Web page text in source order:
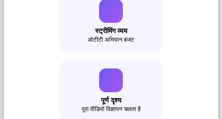
स्ट्रीमिंग व्यय
ओटीटी अभियान बजट
पूर्ण दृश्य
पूरा वीडियो विज्ञापन चलता है